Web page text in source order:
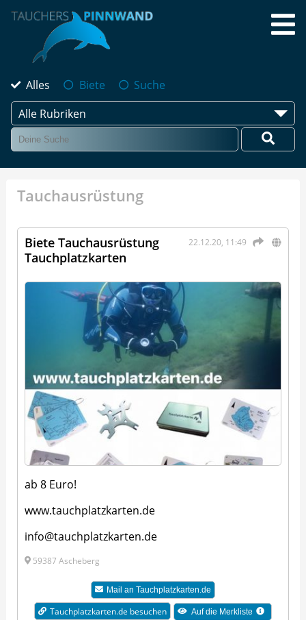
Alles Biete
Suche
Alle Rubriken
Tauchausrüstung
22.12.20, 11:49
Biete Tauchausrüstung
Tauchplatzkarten
ab 8 Euro!
www.tauchplatzkarten.de
info@tauchplatzkarten.de
59387 Ascheberg
Mail an Tauchplatzkarten.de
Tauchplatzkarten.de besuchen Auf die Merkliste